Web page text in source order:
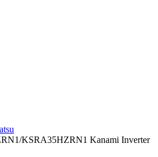
KSRA35HZRN1 Kanami Inverter